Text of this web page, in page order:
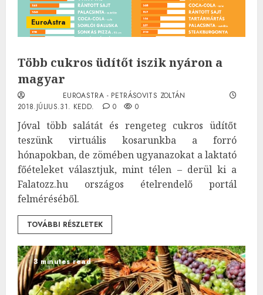
EuroAstra
Több cukros üdítőt iszik nyáron a
magyar
EUROASTRA - PETRÁSOVITS ZOLTÁN
2018.JÚLIUS.31. KEDD.
0 0
Jóval több salátát és rengeteg cukros üdítőt
teszünk virtuális kosarunkba a forró
hónapokban, de zömében ugyanazokat a laktató
főételeket választjuk, mint télen – derül ki a
Falatozz.hu országos ételrendelő portál
felméréséből.
TOVÁBBI RÉSZLETEK
3 minutes read